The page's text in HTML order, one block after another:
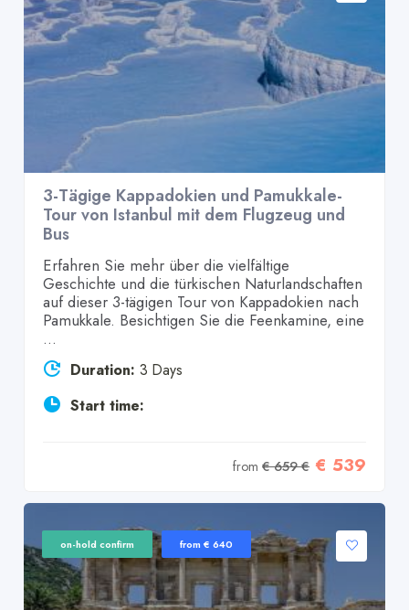
3-Tägige Kappadokien und Pamukkale-
Tour von Istanbul mit dem Flugzeug und
Bus
Erfahren Sie mehr über die vielfältige
Geschichte und die türkischen Naturlandschaften
auf dieser 3-tägigen Tour von Kappadokien nach
Pamukkale. Besichtigen Sie die Feenkamine, eine
...
Duration: 3 Days
Start time:
from€ 659 € € 539
on-hold confirm from € 640